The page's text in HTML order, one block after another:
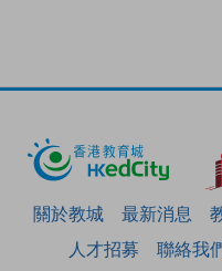
關於教城 最新消息
人才招募
聯絡我